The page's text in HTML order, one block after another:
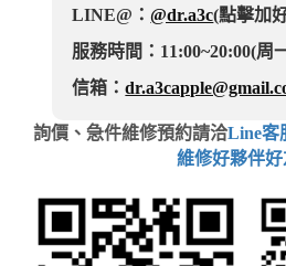
LINE@：@dr.a3c(點擊加
服務時間：11:00~20:00(周
信箱：
詢價、急件維修預約請洽Line客
維修好夥伴好